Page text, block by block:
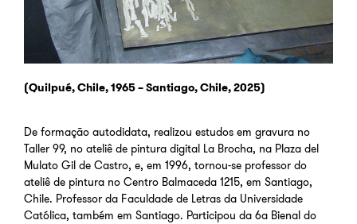
(Quilpué, Chile, 1965 – Santiago, Chile, 2025)
De formação autodidata, realizou estudos em gravura no
Taller 99, no ateliê de pintura digital La Brocha, na Plaza del
Mulato Gil de Castro, e, em 1996, tornou-se professor do
ateliê de pintura no Centro Balmaceda 1215, em Santiago,
Chile. Professor da Faculdade de Letras da Universidade
Católica, também em Santiago. Participou da 6ª Bienal do